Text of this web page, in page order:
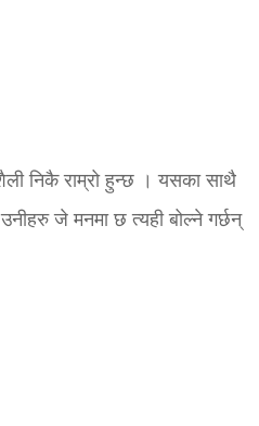
निकै राम्रो हुन्छ । यसका साथै
जे मनमा छ त्यही बोल्ने गर्छन्